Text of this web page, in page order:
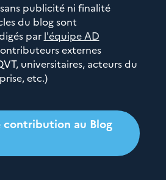
sans publicité ni finalité
du blog sont
par l'équipe AD
externes
universitaires, acteurs du
etc.)
contribution au Blog